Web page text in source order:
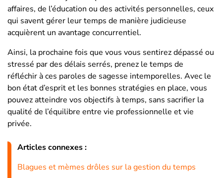
affaires, de l’éducation ou des activités personnelles, ceux
qui savent gérer leur temps de manière judicieuse
acquièrent un avantage concurrentiel.
Ainsi, la prochaine fois que vous vous sentirez dépassé ou
stressé par des délais serrés, prenez le temps de
réfléchir à ces paroles de sagesse intemporelles. Avec le
bon état d’esprit et les bonnes stratégies en place, vous
pouvez atteindre vos objectifs à temps, sans sacrifier la
qualité de l’équilibre entre vie professionnelle et vie
privée.
Articles connexes :
Blagues et mèmes drôles sur la gestion du temps